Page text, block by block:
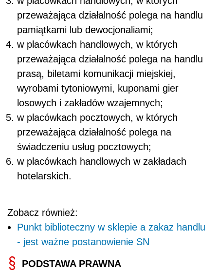
przeważająca działalność polega na handlu
pamiątkami lub dewocjonaliami;
w placówkach handlowych, w których
przeważająca działalność polega na handlu
prasą, biletami komunikacji miejskiej,
wyrobami tytoniowymi, kuponami gier
losowych i zakładów wzajemnych;
w placówkach pocztowych, w których
przeważająca działalność polega na
świadczeniu usług pocztowych;
w placówkach handlowych w zakładach
hotelarskich.
Zobacz również:
Punkt biblioteczny w sklepie a zakaz handlu
- jest ważne postanowienie SN
PODSTAWA PRAWNA